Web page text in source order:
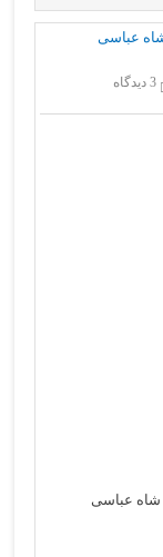
عباسی
3 دیدگاه
شاه عباسی